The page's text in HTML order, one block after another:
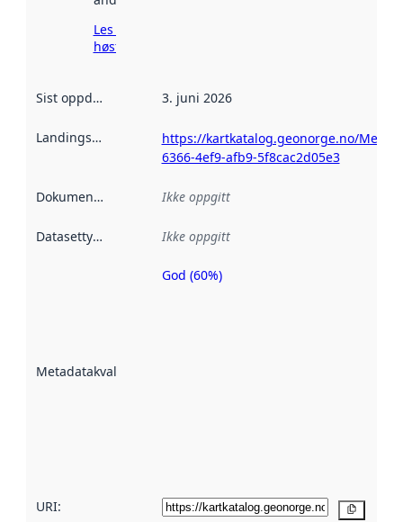
Les mer om
høsting her
Sist oppdatert 3. juni 2026
Landingsside
https://kartkatalog.geonorge.no/
6366-4ef9-afb9-5f8cac2d05e3
Dokumentasjon Ikke oppgitt
Datasettype Ikke oppgitt
Metadatakvalitet
Metadatakvalitet
God (60%)
URI: